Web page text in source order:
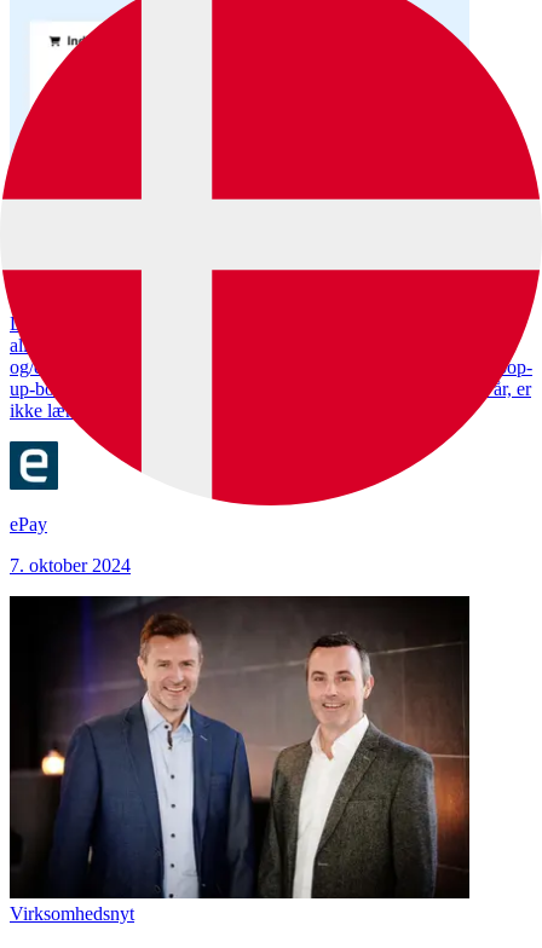
Alderskontrol på den intelligente måde
Den 1. oktober 2024 trådte en ny lovgivning i kraft, som kræver, at
alle webshops, der sælger tobak, nikotinprodukter, e-cigaretter
og/eller alkohol, skal kunne verificere kundens alder. En simpel pop-
up-boks, hvor brugeren blot bekræfter, at de er over 16 eller 18 år, er
ikke længere tilstrækkelig
ePay
7. oktober 2024
Virksomhedsnyt